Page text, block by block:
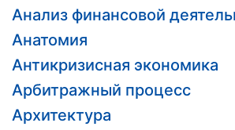
Анализ финансовой
Анатомия
Антикризисная экономика
Арбитражный процесс
Архитектура